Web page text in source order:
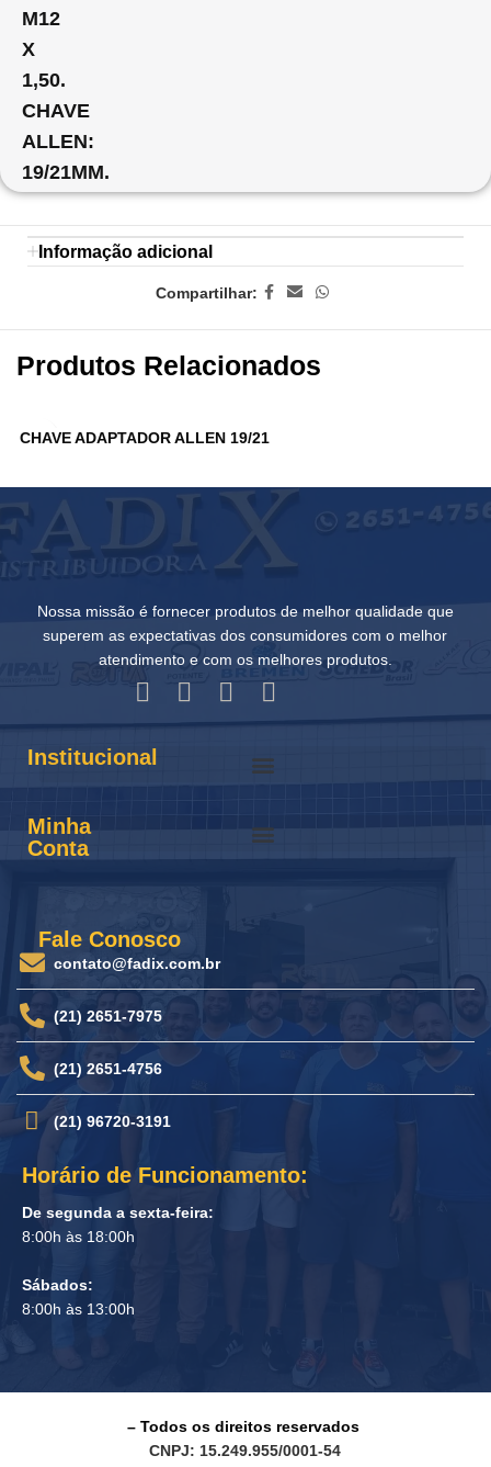
M12
X
1,50.
CHAVE
ALLEN:
19/21MM.
Informação adicional
Compartilhar:
Produtos Relacionados
CHAVE ADAPTADOR ALLEN 19/21
Nossa missão é fornecer produtos de melhor qualidade que
superem as expectativas dos consumidores com o melhor
atendimento e com os melhores produtos.
Institucional
Minha
Conta
Fale Conosco
contato@fadix.com.br
(21) 2651-7975
(21) 2651-4756
(21) 96720-3191
Horário de Funcionamento:
De segunda a sexta-feira:
8:00h às 18:00h
Sábados:
8:00h às 13:00h
– Todos os direitos reservados
CNPJ: 15.249.955/0001-54